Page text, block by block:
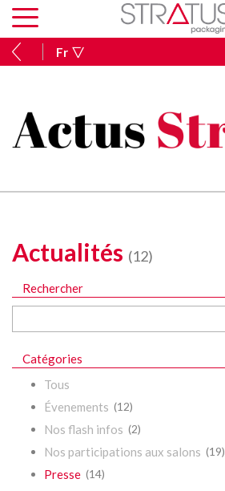
Fr
Actualités (12)
Rechercher
Catégories
Tous
Évenements (12)
Nos flash infos (2)
Nos participations aux salons (19)
Presse (14)